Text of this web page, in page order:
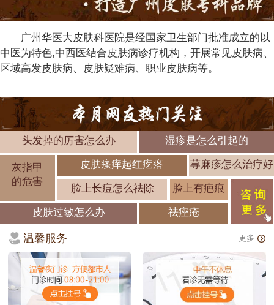
广州华医大皮肤科医院是经国家卫生部门批准成立的以
中医为特色,中西医结合皮肤病诊疗机构，开展常见皮肤病、
区域高发皮肤病、皮肤疑难病、职业皮肤病等。
头发掉的厉害怎么办 湿疹是怎么引起的
灰指甲
的危害
皮肤瘙痒起红疙瘩 荨麻疹怎么治疗好
脸上长痘怎么祛除 脸上有疤痕
皮肤过敏怎么办 祛痤疮
温馨服务 更多